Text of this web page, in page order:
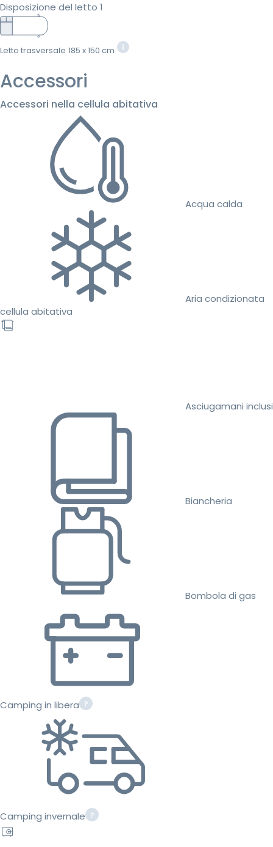
Disposizione del letto 1
Letto trasversale 185 x 150 cm
Accessori
Accessori nella cellula abitativa
Acqua calda
Aria condizionata
cellula abitativa
Asciugamani inclusi
Biancheria
Bombola di gas
Camping in libera
Camping invernale